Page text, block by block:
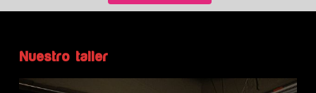
Nuestro taller